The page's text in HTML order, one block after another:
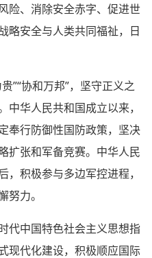
险、消除安全赤字、促进世
略安全与人类共同福祉，日
”“协和万邦”，坚守正义之
华人民共和国成立以来，
奉行防御性国防政策，坚决
扩张和军备竞赛。中华人民
积极参与多边军控进程，
努力。
代中国特色社会主义思想指
现代化建设，积极顺应国际